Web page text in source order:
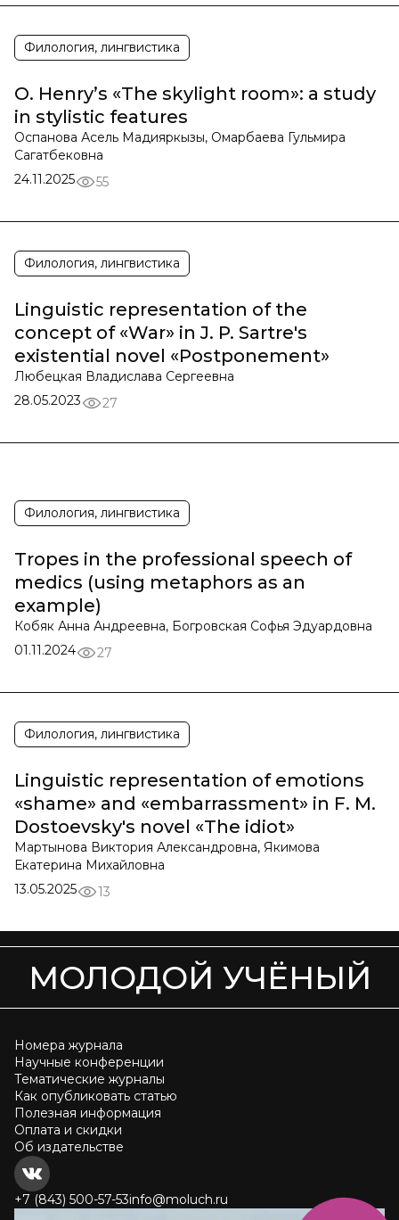
Филология, лингвистика
O. Henry’s «The skylight room»: a study
in stylistic features
Оспанова Асель Мадияркызы, Омарбаева Гульмира
Сагатбековна
24.11.2025
55
Филология, лингвистика
Linguistic representation of the
concept of «War» in J. P. Sartre's
existential novel «Postponement»
Любецкая Владислава Сергеевна
28.05.2023
27
Филология, лингвистика
Tropes in the professional speech of
medics (using metaphors as an
example)
Кобяк Анна Андреевна, Богровская Софья Эдуардовна
01.11.2024
27
Филология, лингвистика
Linguistic representation of emotions
«shame» and «embarrassment» in F. M.
Dostoevsky's novel «The idiot»
Мартынова Виктория Александровна, Якимова
Екатерина Михайловна
13.05.2025
13
МОЛОДОЙ УЧЁНЫЙ
Номера журнала
Научные конференции
Тематические журналы
Как опубликовать статью
Полезная информация
Оплата и скидки
Об издательстве
+7 (843) 500-57-53info@moluch.ru